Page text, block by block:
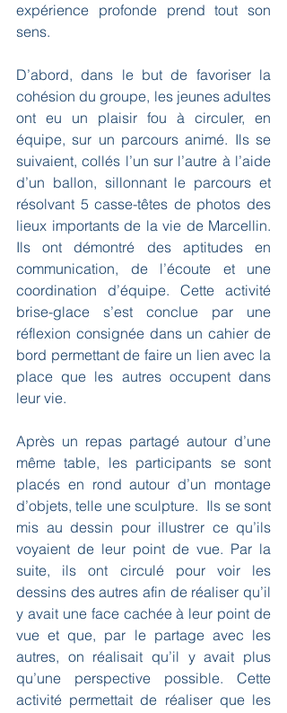
expérience profonde prend tout son
sens.
D’abord, dans le but de favoriser la
cohésion du groupe, les jeunes adultes
ont eu un plaisir fou à circuler, en
équipe, sur un parcours animé. Ils se
suivaient, collés l’un sur l’autre à l’aide
d’un ballon, sillonnant le parcours et
résolvant 5 casse-têtes de photos des
lieux importants de la vie de Marcellin.
Ils ont démontré des aptitudes en
communication, de l’écoute et une
coordination d’équipe. Cette activité
brise-glace s’est conclue par une
réflexion consignée dans un cahier de
bord permettant de faire un lien avec la
place que les autres occupent dans
leur vie.
Après un repas partagé autour d’une
même table, les participants se sont
placés en rond autour d’un montage
d’objets, telle une sculpture.  Ils se sont
mis au dessin pour illustrer ce qu’ils
voyaient de leur point de vue. Par la
suite, ils ont circulé pour voir les
dessins des autres afin de réaliser qu’il
y avait une face cachée à leur point de
vue et que, par le partage avec les
autres, on réalisait qu’il y avait plus
qu’une perspective possible. Cette
activité permettait de réaliser que les